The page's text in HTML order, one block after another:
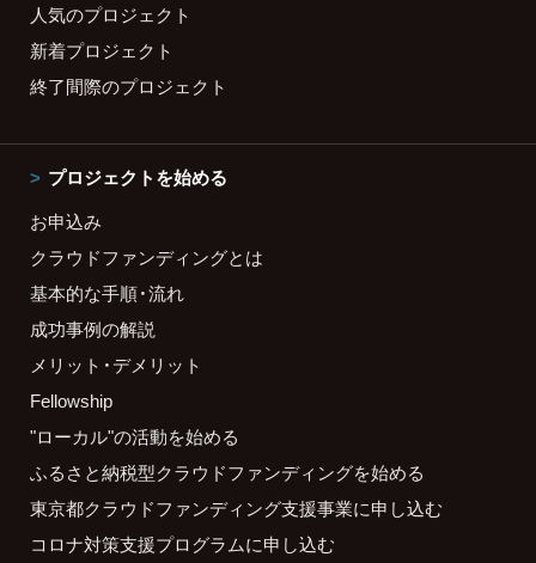
人気のプロジェクト
新着プロジェクト
終了間際のプロジェクト
プロジェクトを始める
お申込み
クラウドファンディングとは
基本的な手順・流れ
成功事例の解説
メリット・デメリット
Fellowship
"ローカル"の活動を始める
ふるさと納税型クラウドファンディングを始める
東京都クラウドファンディング支援事業に申し込む
コロナ対策支援プログラムに申し込む